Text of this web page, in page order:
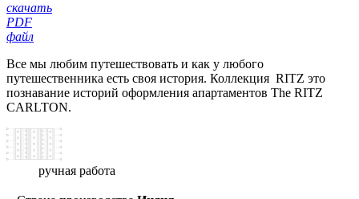
скачать
PDF
файл
Все мы любим путешествовать и как у любого
путешественника есть своя история. Коллекция RITZ это
познавание историй оформления апартаментов The RITZ
CARLTON.
ручная работа